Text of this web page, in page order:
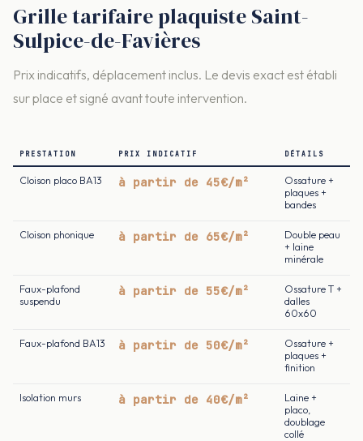
Grille tarifaire plaquiste Saint-
Sulpice-de-Favières
Prix indicatifs, déplacement inclus. Le devis exact est établi
sur place et signé avant toute intervention.
PRESTATION PRIX INDICATIF DÉTAILS
Cloison placo BA13 à partir de 45€/m²
Ossature +
plaques +
bandes
Cloison phonique à partir de 65€/m²
Double peau
+ laine
minérale
Faux-plafond
suspendu
à partir de 55€/m²
Ossature T +
dalles
60x60
Faux-plafond BA13 à partir de 50€/m²
Ossature +
plaques +
finition
Isolation murs à partir de 40€/m²
Laine +
placo,
doublage
collé